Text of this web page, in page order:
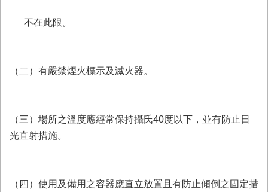
不在此限。
（二）有嚴禁煙火標示及滅火器。
（三）場所之溫度應經常保持攝氏40度以下，並有防止日
光直射措施。
（四）使用及備用之容器應直立放置且有防止傾倒之固定措